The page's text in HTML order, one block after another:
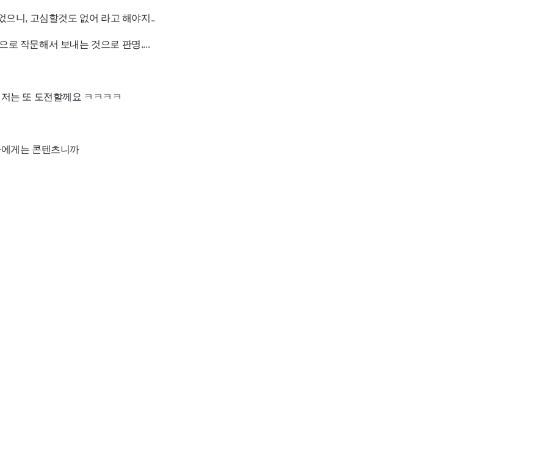
으니, 고심할것도 없어 라고 해야지..
로 작문해서 보내는 것으로 판명....
는 또 도전할께요 ㅋㅋㅋㅋ
게는 콘텐츠니까